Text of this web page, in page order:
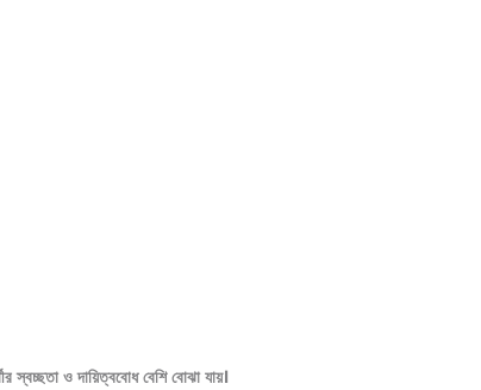
স্বচ্ছতা ও দায়িত্ববোধ বেশি বোঝা যায়।